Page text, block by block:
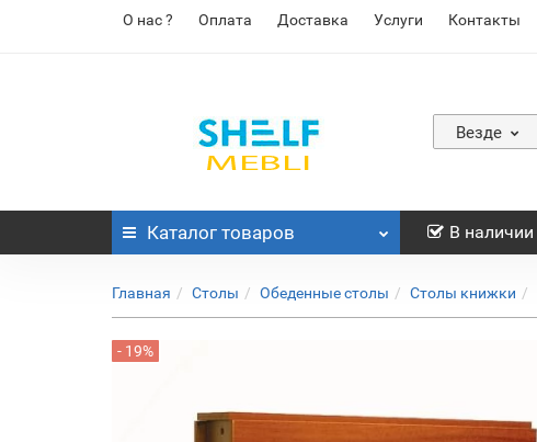
О нас ? Оплата Доставка Услуги Контакты
Везде
Каталог товаров В наличии
Главная Столы Обеденные столы Столы книжки
- 19%